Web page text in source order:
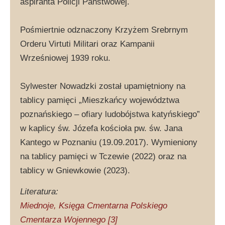
Pośmiertnie odznaczony Krzyżem Srebrnym
Orderu Virtuti Militari oraz Kampanii
Wrześniowej 1939 roku.
Sylwester Nowadzki został upamiętniony na
tablicy pamięci „Mieszkańcy województwa
poznańskiego – ofiary ludobójstwa katyńskiego”
w kaplicy św. Józefa kościoła pw. św. Jana
Kantego w Poznaniu (19.09.2017). Wymieniony
na tablicy pamięci w Tczewie (2022) oraz na
tablicy w Gniewkowie (2023).
Literatura:
Miednoje, Księga Cmentarna Polskiego
Cmentarza Wojennego [3]